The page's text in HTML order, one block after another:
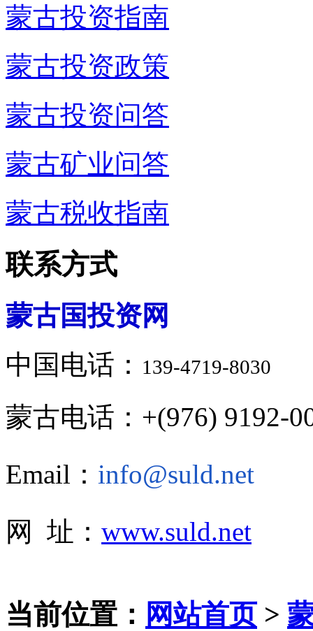
蒙古投资指南
蒙古投资政策
蒙古投资问答
蒙古矿业问答
蒙古税收指南
联系方式
蒙古国投资网
中国电话： 139-4719-8030
蒙古电话：+(976) 9192-
Email： info@suld.net
网 址： www.suld.net
当前位置： 网站首页>